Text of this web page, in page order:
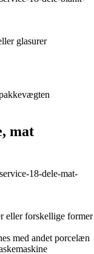
glasurer
mat
18-dele-mat-
eller forskellige former
med andet porcelæn